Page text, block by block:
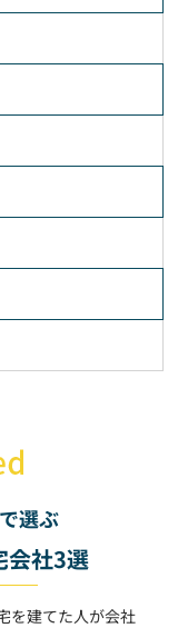
選ぶ
会社3選
を建てた人が会社